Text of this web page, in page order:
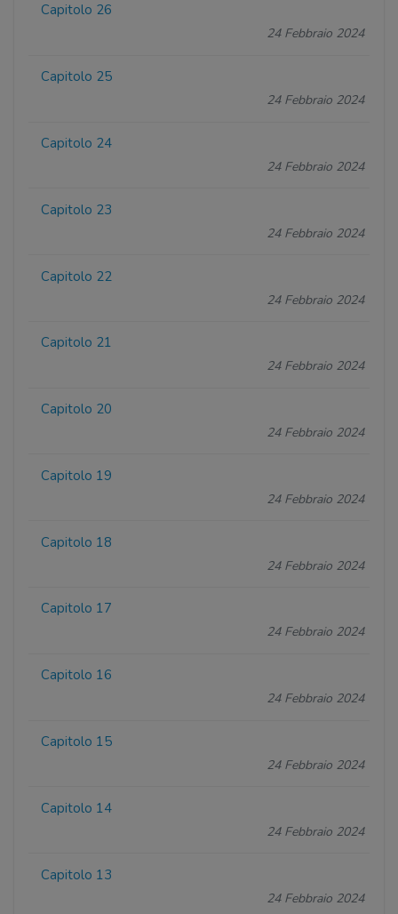
Capitolo 26
24 Febbraio 2024
Capitolo 25
24 Febbraio 2024
Capitolo 24
24 Febbraio 2024
Capitolo 23
24 Febbraio 2024
Capitolo 22
24 Febbraio 2024
Capitolo 21
24 Febbraio 2024
Capitolo 20
24 Febbraio 2024
Capitolo 19
24 Febbraio 2024
Capitolo 18
24 Febbraio 2024
Capitolo 17
24 Febbraio 2024
Capitolo 16
24 Febbraio 2024
Capitolo 15
24 Febbraio 2024
Capitolo 14
24 Febbraio 2024
Capitolo 13
24 Febbraio 2024